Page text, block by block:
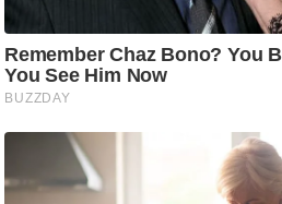
आ
र
.
ई